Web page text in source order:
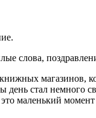
слова,
магазинов,
стал немного
маленький